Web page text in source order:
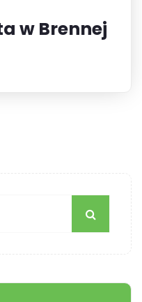
w Brennej